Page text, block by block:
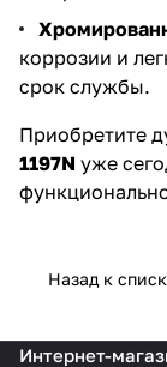
коррозии и
срок службы.
Приобретите
1197N уже
Назад к
Интернет-